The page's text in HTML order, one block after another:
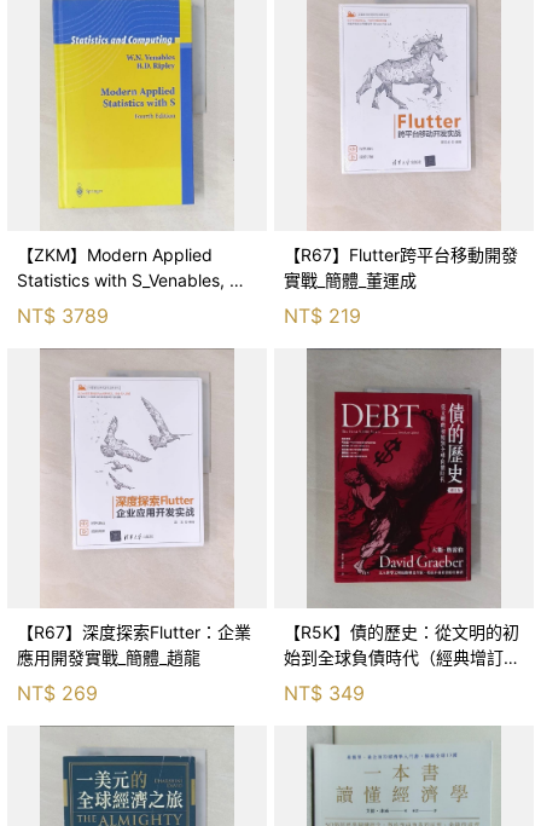
【ZKM】Modern Applied
Statistics with S_Venables, W.
N./ Ripley, Bria
NT$ 3789
【R67】Flutter跨平台移動開發
實戰_簡體_董運成
NT$ 219
【R67】深度探索Flutter：企業
應用開發實戰_簡體_趙龍
NT$ 269
【R5K】債的歷史：從文明的初
始到全球負債時代（經典增訂
版）_大衛．格雷伯, 羅育興, 林
曉欽
NT$ 349